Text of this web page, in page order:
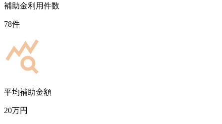
補助金利用件数
78件
平均補助金額
20万円